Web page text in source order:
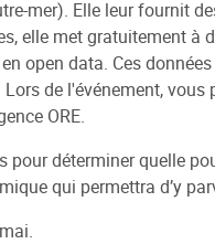
mer). Elle leur fournit
elle met gratuitement
open data. Ces
de l'événement, vous
ORE.
déterminer quelle
qui permettra d’y